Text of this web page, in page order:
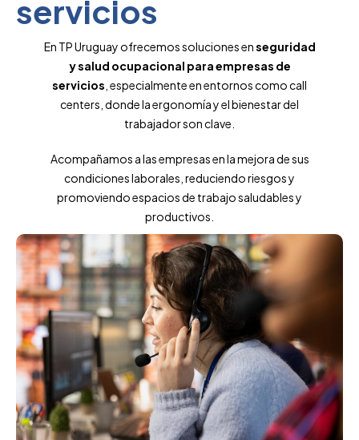
servicios
En TP Uruguay ofrecemos soluciones enseguridad
y salud ocupacional para empresas de
servicios , especialmente en entornos como call
centers, donde la ergonomía y el bienestar del
trabajador son clave.
Acompañamos a las empresas en la mejora de sus
condiciones laborales, reduciendo riesgos y
promoviendo espacios de trabajo saludables y
productivos.